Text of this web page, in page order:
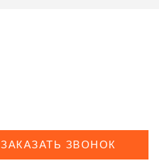
ЗАКАЗАТЬ ЗВОНОК